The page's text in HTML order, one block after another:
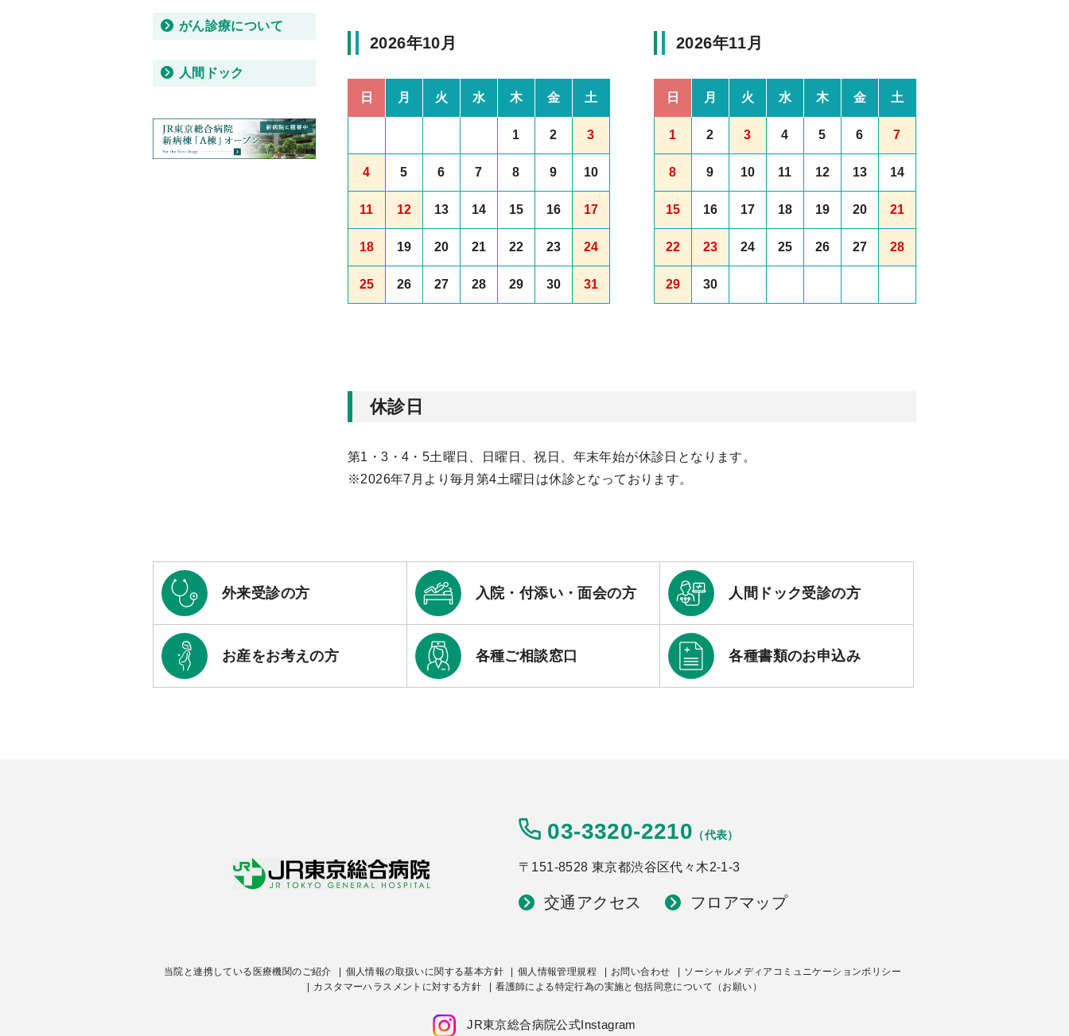
2026年10月
日 月 火 水 木 金 土
1 2 3
4 5 6 7 8 9 10
11 12 13 14 15 16 17
18 19 20 21 22 23 24
25 26 27 28 29 30 31
2026年11月
日 月 火 水 木 金 土
1 2 3 4 5 6 7
8 9 10 11 12 13 14
15 16 17 18 19 20 21
22 23 24 25 26 27 28
29 30
休診日
第1・3・4・5土曜日、日曜日、祝日、年末年始が休診日となります。
※2026年7月より毎月第4土曜日は休診となっております。
がん診療について
人間ドック
外来受診の方 入院・付添い・面会の方 人間ドック受診の方
お産をお考えの方 各種ご相談窓口 各種書類のお申込み
03-3320-2210 （代表）
〒151-8528 東京都渋谷区代々木2-1-3
交通アクセス フロアマップ
当院と連携している医療機関のご紹介 個人情報の取扱いに関する基本方針 個人情報管理規程 お問い合わせ
ソーシャルメディアコミュニケーションポリシー
カスタマーハラスメントに対する方針
看護師による特定行為の実施と包括同意について（お願い）
JR東京総合病院公式Instagram